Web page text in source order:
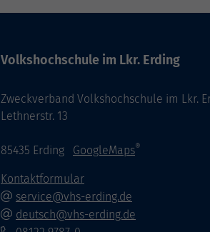
Volkshochschule im Lkr. Erding
Zweckverband Volkshochschule im Lkr.
Lethnerstr. 13
85435 Erding GoogleMaps®
Kontaktformular
service@vhs-erding.de
deutsch@vhs-erding.de